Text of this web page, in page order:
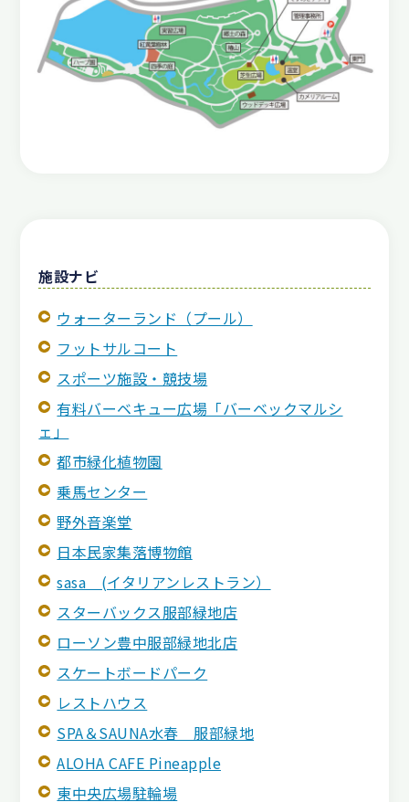
施設ナビ
ウォーターランド（プール）
フットサルコート
スポーツ施設・競技場
有料バーベキュー広場「バーベックマルシ
ェ」
都市緑化植物園
乗馬センター
野外音楽堂
日本民家集落博物館
sasa (イタリアンレストラン）
スターバックス服部緑地店
ローソン豊中服部緑地北店
スケートボードパーク
レストハウス
SPA＆SAUNA水春 服部緑地
ALOHA CAFE Pineapple
東中央広場駐輪場